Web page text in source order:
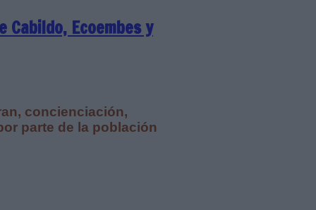
Cabildo, Ecoembes y
concienciación,
parte de la población